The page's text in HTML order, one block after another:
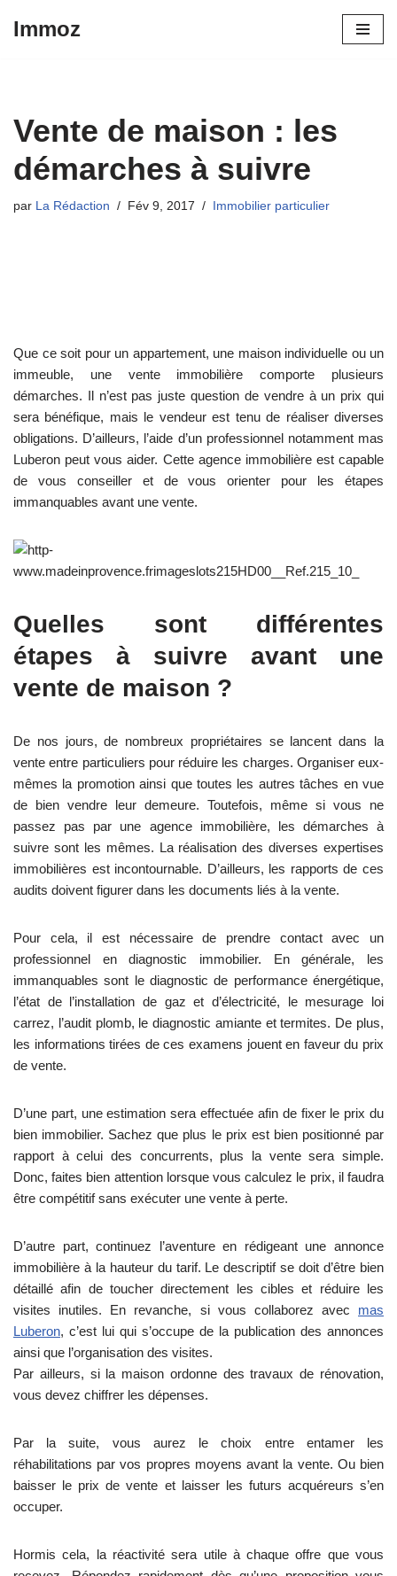
Immoz
Vente de maison : les
démarches à suivre
par La Rédaction Fév 9, 2017 Immobilier particulier
Que ce soit pour un appartement, une maison individuelle ou un
immeuble, une vente immobilière comporte plusieurs
démarches. Il n’est pas juste question de vendre à un prix qui
sera bénéfique, mais le vendeur est tenu de réaliser diverses
obligations. D’ailleurs, l’aide d’un professionnel notamment mas
Luberon peut vous aider. Cette agence immobilière est capable
de vous conseiller et de vous orienter pour les étapes
immanquables avant une vente.
Quelles sont différentes
étapes à suivre avant une
vente de maison ?
De nos jours, de nombreux propriétaires se lancent dans la
vente entre particuliers pour réduire les charges. Organiser eux-
mêmes la promotion ainsi que toutes les autres tâches en vue
de bien vendre leur demeure. Toutefois, même si vous ne
passez pas par une agence immobilière, les démarches à
suivre sont les mêmes. La réalisation des diverses expertises
immobilières est incontournable. D’ailleurs, les rapports de ces
audits doivent figurer dans les documents liés à la vente.
Pour cela, il est nécessaire de prendre contact avec un
professionnel en diagnostic immobilier. En générale, les
immanquables sont le diagnostic de performance énergétique,
l’état de l’installation de gaz et d’électricité, le mesurage loi
carrez, l’audit plomb, le diagnostic amiante et termites. De plus,
les informations tirées de ces examens jouent en faveur du prix
de vente.
D’une part, une estimation sera effectuée afin de fixer le prix du
bien immobilier. Sachez que plus le prix est bien positionné par
rapport à celui des concurrents, plus la vente sera simple.
Donc, faites bien attention lorsque vous calculez le prix, il faudra
être compétitif sans exécuter une vente à perte.
D’autre part, continuez l’aventure en rédigeant une annonce
immobilière à la hauteur du tarif. Le descriptif se doit d’être bien
détaillé afin de toucher directement les cibles et réduire les
visites inutiles. En revanche, si vous collaborez avec mas
Luberon, c’est lui qui s’occupe de la publication des annonces
ainsi que l’organisation des visites.
Par ailleurs, si la maison ordonne des travaux de rénovation,
vous devez chiffrer les dépenses.
Par la suite, vous aurez le choix entre entamer les
réhabilitations par vos propres moyens avant la vente. Ou bien
baisser le prix de vente et laisser les futurs acquéreurs s’en
occuper.
Hormis cela, la réactivité sera utile à chaque offre que vous